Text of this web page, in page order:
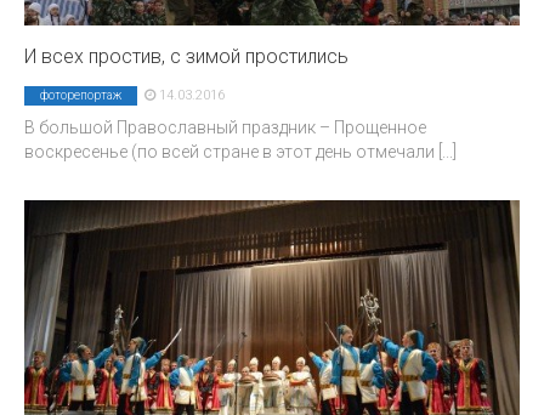
И всех простив, с зимой простились
фоторепортаж 14.03.2016
В большой Православный праздник – Прощенное
воскресенье (по всей стране в этот день отмечали